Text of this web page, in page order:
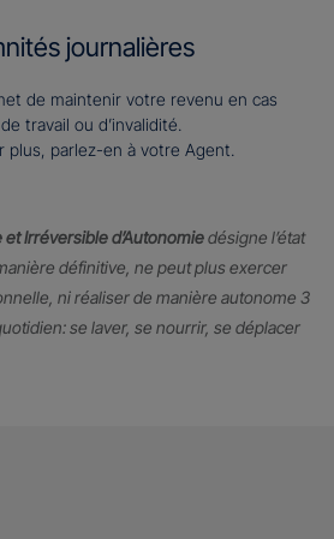
journalières
de maintenir votre revenu en cas
travail ou d’invalidité.
plus, parlez-en à votre Agent.
et Irréversible d’Autonomiedésigne l’état
définitive, ne peut plus exercer
ni réaliser de manière autonome 3
se laver, se nourrir, se déplacer